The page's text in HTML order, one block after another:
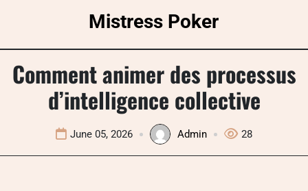
Mistress Poker
Comment animer des processus
d’intelligence collective
June 05, 2026 Admin 28